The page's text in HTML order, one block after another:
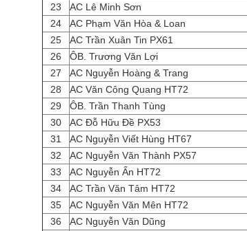
23
AC Lê Minh Sơn
24
AC Phạm Văn Hòa & Loan
25
AC Trần Xuân Tin PX61
26
ÔB. Trương Văn Lợi
27
AC Nguyễn Hoàng & Trang
28
AC Văn Công Quang HT72
29
ÔB. Trần Thanh Tùng
30
AC Đỗ Hữu Đề PX53
31
AC Nguyễn Viết Hùng HT67
32
AC Nguyễn Văn Thành PX57
33
AC Nguyễn Ấn HT72
34
AC Trần Văn Tâm HT72
35
AC Nguyễn Văn Mên HT72
36
AC Nguyễn Văn Dũng